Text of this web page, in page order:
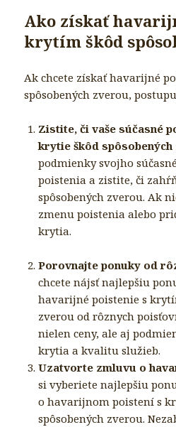
Ako získať
krytím škôd
Ak chcete získať havarijné
spôsobených zverou,
Zistite, či vaše súčasné
krytie škôd
podmienky svojho
poistenia a zistite, či
spôsobených zverou. Ak
zmenu poistenia alebo
krytia.
Porovnajte ponuky od
chcete nájsť najlepšiu
havarijné poistenie s
zverou od rôznych
nielen ceny, ale aj
krytia a kvalitu služieb.
Uzatvorte zmluvu o
si vyberiete najlepšiu
o havarijnom poistení s
spôsobených zverou.